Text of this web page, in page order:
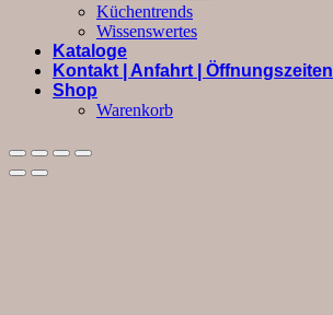
Küchentrends
Wissenswertes
Kataloge
Kontakt | Anfahrt | Öffnungszeiten
Shop
Warenkorb